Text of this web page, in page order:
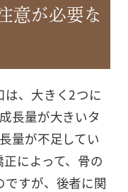
意が必要な
は、大きく2つに
長量が大きいタ
量が不足してい
によって、骨の
すが、後者に関